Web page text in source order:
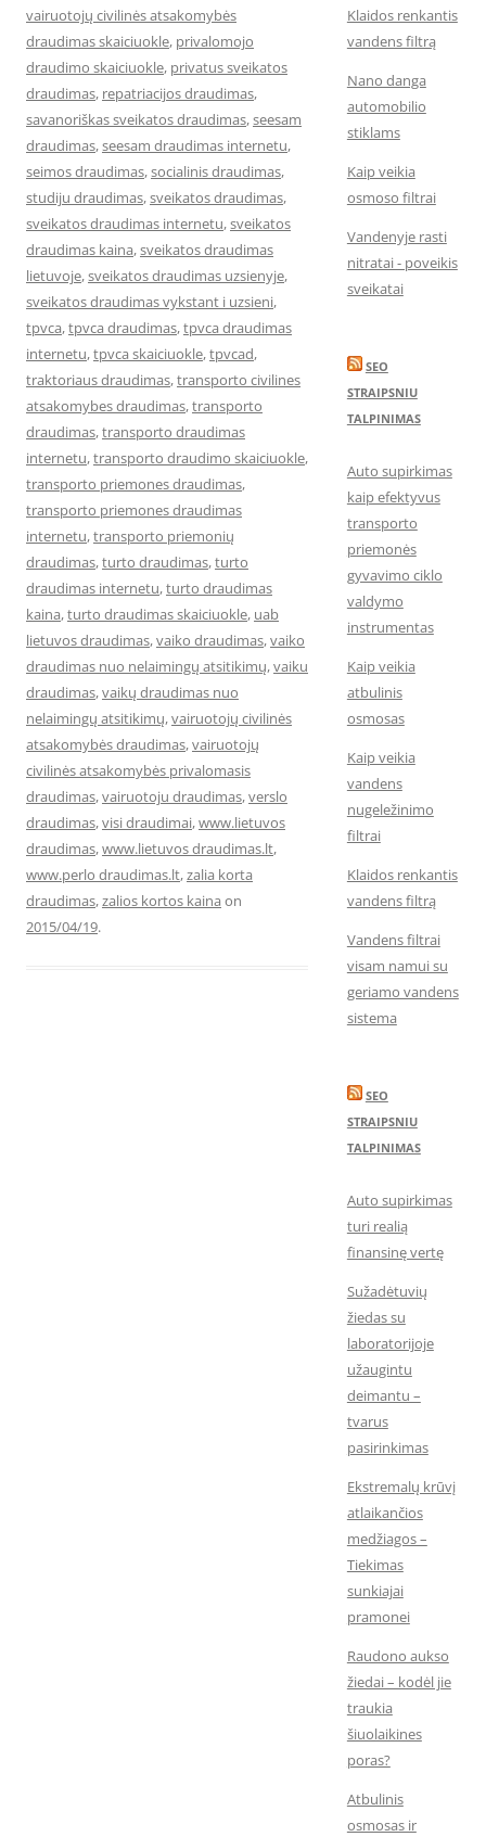
vairuotojų civilinės atsakomybės
draudimas skaiciuokle, privalomojo
draudimo skaiciuokle, privatus sveikatos
draudimas, repatriacijos draudimas,
savanoriškas sveikatos draudimas,seesam
draudimas,seesam draudimas internetu,
seimos draudimas,socialinis draudimas,
studiju draudimas,sveikatos draudimas,
sveikatos draudimas internetu,sveikatos
draudimas kaina,sveikatos draudimas
lietuvoje,sveikatos draudimas uzsienyje,
sveikatos draudimas vykstant i uzsieni,
tpvca,tpvca draudimas,tpvca draudimas
internetu,tpvca skaiciuokle,tpvcad,
traktoriaus draudimas,transporto civilines
atsakomybes draudimas,transporto
draudimas,transporto draudimas
internetu,transporto draudimo skaiciuokle,
transporto priemones draudimas,
transporto priemones draudimas
internetu,transporto priemonių
draudimas,turto draudimas,turto
draudimas internetu,turto draudimas
kaina,turto draudimas skaiciuokle, uab
lietuvos draudimas,vaiko draudimas,vaiko
draudimas nuo nelaimingų atsitikimų,vaiku
draudimas,vaikų draudimas nuo
nelaimingų atsitikimų,vairuotojų civilinės
atsakomybės draudimas,vairuotojų
civilinės atsakomybės privalomasis
draudimas,vairuotoju draudimas,verslo
draudimas,visi draudimai,www.lietuvos
draudimas,www.lietuvos draudimas.lt,
www.perlo draudimas.lt,zalia korta
draudimas,zalios kortos kaina on
2015/04/19.
Klaidos renkantis
vandens filtrą
Nano danga
automobilio
stiklams
Kaip veikia
osmoso filtrai
Vandenyje rasti
nitratai - poveikis
sveikatai
SEO
STRAIPSNIU
TALPINIMAS
Auto supirkimas
kaip efektyvus
transporto
priemonės
gyvavimo ciklo
valdymo
instrumentas
Kaip veikia
atbulinis
osmosas
Kaip veikia
vandens
nugeležinimo
filtrai
Klaidos renkantis
vandens filtrą
Vandens filtrai
visam namui su
geriamo vandens
sistema
SEO
STRAIPSNIU
TALPINIMAS
Auto supirkimas
turi realią
finansinę vertę
Sužadėtuvių
žiedas su
laboratorijoje
užaugintu
deimantu –
tvarus
pasirinkimas
Ekstremalų krūvį
atlaikančios
medžiagos –
Tiekimas
sunkiajai
pramonei
Raudono aukso
žiedai – kodėl jie
traukia
šiuolaikines
poras?
Atbulinis
osmosas ir